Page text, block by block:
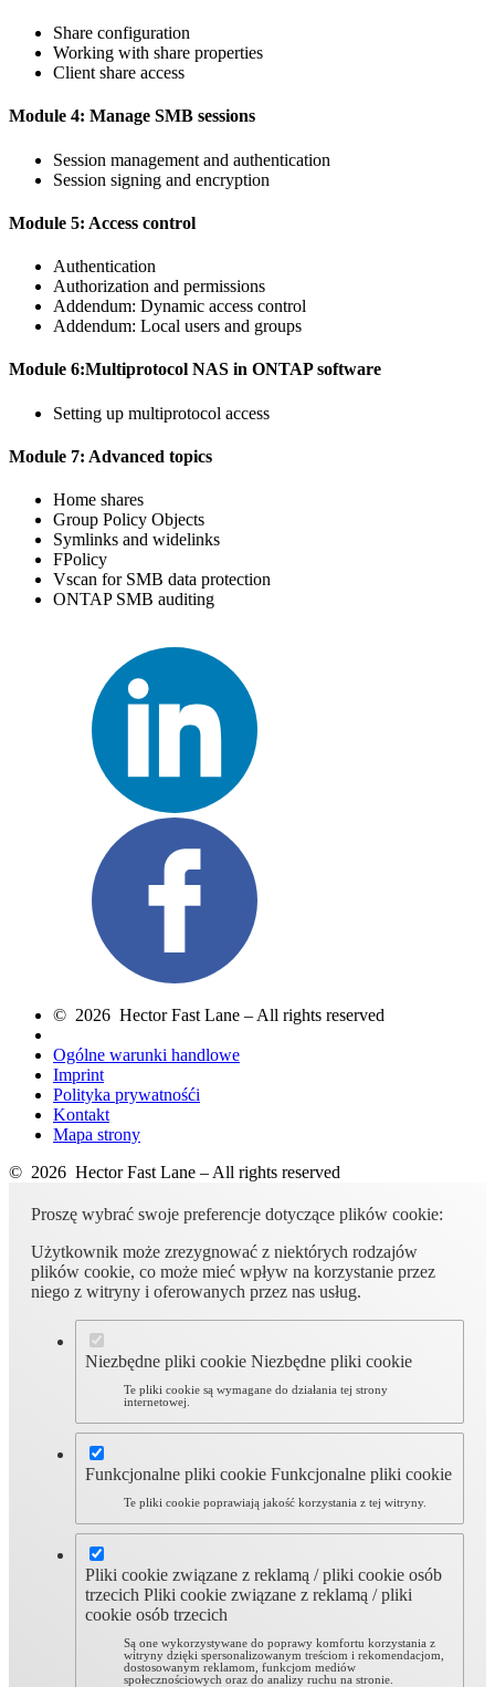
Share configuration
Working with share properties
Client share access
Module 4: Manage SMB sessions
Session management and authentication
Session signing and encryption
Module 5: Access control
Authentication
Authorization and permissions
Addendum: Dynamic access control
Addendum: Local users and groups
Module 6:Multiprotocol NAS in ONTAP software
Setting up multiprotocol access
Module 7: Advanced topics
Home shares
Group Policy Objects
Symlinks and widelinks
FPolicy
Vscan for SMB data protection
ONTAP SMB auditing
© 2026 Hector Fast Lane – All rights reserved
Ogólne warunki handlowe
Imprint
Polityka prywatnośći
Kontakt
Mapa strony
© 2026 Hector Fast Lane – All rights reserved
Proszę wybrać swoje preferencje dotyczące plików cookie:
Użytkownik może zrezygnować z niektórych rodzajów
plików cookie, co może mieć wpływ na korzystanie przez
niego z witryny i oferowanych przez nas usług.
Niezbędne pliki cookie Niezbędne pliki cookie
Te pliki cookie są wymagane do działania tej strony
internetowej.
Funkcjonalne pliki cookie Funkcjonalne pliki cookie
Te pliki cookie poprawiają jakość korzystania z tej witryny.
Pliki cookie związane z reklamą / pliki cookie osób
trzecich Pliki cookie związane z reklamą / pliki
cookie osób trzecich
Są one wykorzystywane do poprawy komfortu korzystania z
witryny dzięki spersonalizowanym treściom i rekomendacjom,
dostosowanym reklamom, funkcjom mediów
społecznościowych oraz do analizy ruchu na stronie.